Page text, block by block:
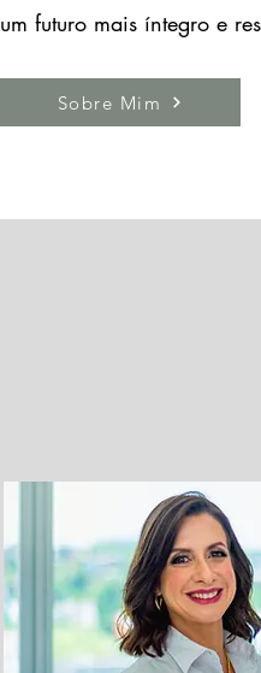
um futuro mais íntegro e
Sobre Mim